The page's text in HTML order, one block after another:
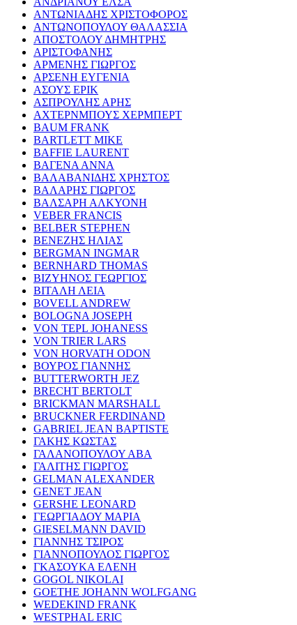
ΑΝΤΩΝΙΑΔΗΣ ΧΡΙΣΤΟΦΟΡΟΣ
ΑΝΤΩΝΟΠΟΥΛΟΥ ΘΑΛΑΣΣΙΑ
ΑΠΟΣΤΟΛΟΥ ΔΗΜΗΤΡΗΣ
ΑΡΙΣΤΟΦΑΝΗΣ
ΑΡΜΕΝΗΣ ΓΙΩΡΓΟΣ
ΑΡΣΕΝΗ ΕΥΓΕΝΙΑ
ΑΣΟΥΣ ΕΡΙΚ
ΑΣΠΡΟΥΛΗΣ ΑΡΗΣ
ΑΧΤΕΡΝΜΠΟΥΣ ΧΕΡΜΠΕΡΤ
BAUM FRANK
BARTLETT MIKE
BAFFIE LAURENT
ΒΑΓΕΝΑ ΑΝΝΑ
ΒΑΛΑΒΑΝΙΔΗΣ ΧΡΗΣΤΟΣ
ΒΑΛΑΡΗΣ ΓΙΩΡΓΟΣ
ΒΑΛΣΑΡΗ ΑΛΚΥΟΝΗ
VEBER FRANCIS
BELBER STEPHEN
ΒΕΝΕΖΗΣ ΗΛΙΑΣ
BERGMAN INGMAR
BERNHARD THOMAS
ΒΙΖΥΗΝΟΣ ΓΕΩΡΓΙΟΣ
ΒΙΤΑΛΗ ΛΕΙΑ
BOVELL ANDREW
BOLOGNA JOSEPH
VON TEPL JOHANESS
VON TRIER LARS
VON HORVATH ODON
ΒΟΥΡΟΣ ΓΙΑΝΝΗΣ
BUTTERWORTH JEZ
BRECHT BERTOLT
BRICKMAN MARSHALL
BRUCKNER FERDINAND
GABRIEL JEAN BAPTISTE
ΓΑΚΗΣ ΚΩΣΤΑΣ
ΓΑΛΑΝΟΠΟΥΛΟΥ ΑΒΑ
ΓΑΛΙΤΗΣ ΓΙΩΡΓΟΣ
GELMAN ALEXANDER
GENET JEAN
GERSHE LEONARD
ΓΕΩΡΓΙΑΔΟΥ ΜΑΡΙΑ
GIESELMANN DAVID
ΓΙΑΝΝΗΣ ΤΣΙΡΟΣ
ΓΙΑΝΝΟΠΟΥΛΟΣ ΓΙΩΡΓΟΣ
ΓΚΑΣΟΥΚΑ ΕΛΕΝΗ
GOGOL NIKOLAI
GOETHE JOHANN WOLFGANG
WEDEKIND FRANK
WESTPHAL ERIC